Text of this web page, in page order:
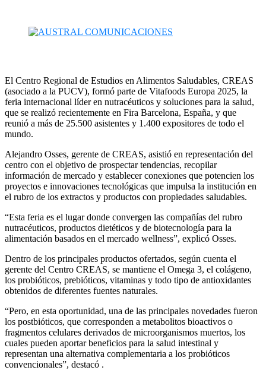
El Centro Regional de Estudios en Alimentos Saludables, CREAS
(asociado a la PUCV), formó parte de Vitafoods Europa 2025, la
feria internacional líder en nutracéuticos y soluciones para la salud,
que se realizó recientemente en Fira Barcelona, España, y que
reunió a más de 25.500 asistentes y 1.400 expositores de todo el
mundo.
Alejandro Osses, gerente de CREAS, asistió en representación del
centro con el objetivo de prospectar tendencias, recopilar
información de mercado y establecer conexiones que potencien los
proyectos e innovaciones tecnológicas que impulsa la institución en
el rubro de los extractos y productos con propiedades saludables.
“Esta feria es el lugar donde convergen las compañías del rubro
nutracéuticos, productos dietéticos y de biotecnología para la
alimentación basados en el mercado wellness”, explicó Osses.
Dentro de los principales productos ofertados, según cuenta el
gerente del Centro CREAS, se mantiene el Omega 3, el colágeno,
los probióticos, prebióticos, vitaminas y todo tipo de antioxidantes
obtenidos de diferentes fuentes naturales.
“Pero, en esta oportunidad, una de las principales novedades fueron
los postbióticos, que corresponden a metabolitos bioactivos o
fragmentos celulares derivados de microorganismos muertos, los
cuales pueden aportar beneficios para la salud intestinal y
representan una alternativa complementaria a los probióticos
convencionales”, destacó .